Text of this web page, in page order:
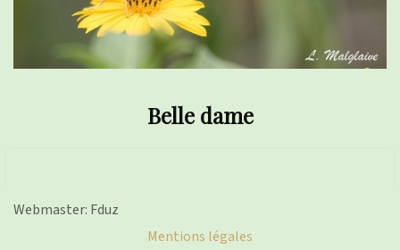
Belle dame
Webmaster: Fduz
Mentions légales